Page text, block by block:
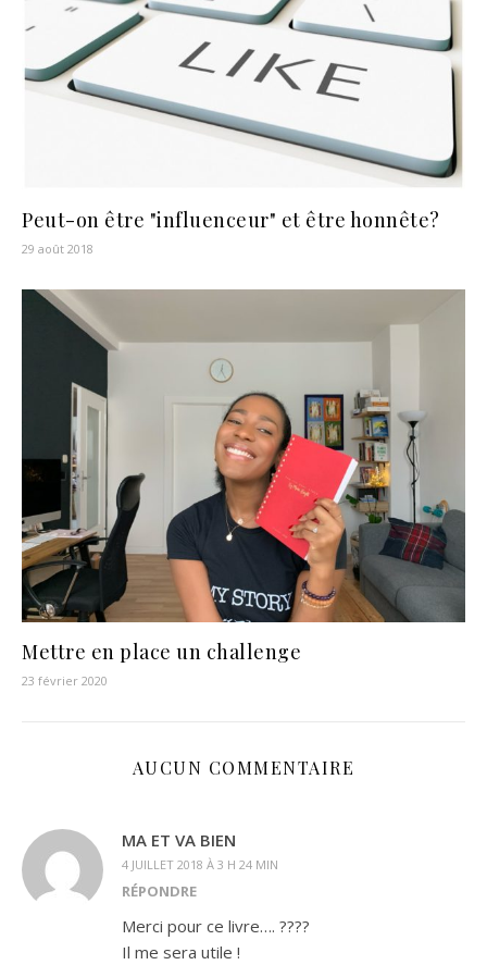
Peut-on être "influenceur" et être honnête?
29 août 2018
Mettre en place un challenge
23 février 2020
AUCUN COMMENTAIRE
MA ET VA BIEN
4 JUILLET 2018 À 3 H 24 MIN
RÉPONDRE
Merci pour ce livre…. ????
Il me sera utile !